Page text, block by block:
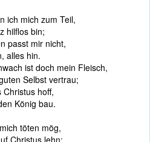
ich mich zum Teil,
hilflos bin;
passt mir nicht,
alles hin.
ist doch mein Fleisch,
Selbst vertrau;
Christus hoff,
König bau.
töten mög,
Christus lehn;